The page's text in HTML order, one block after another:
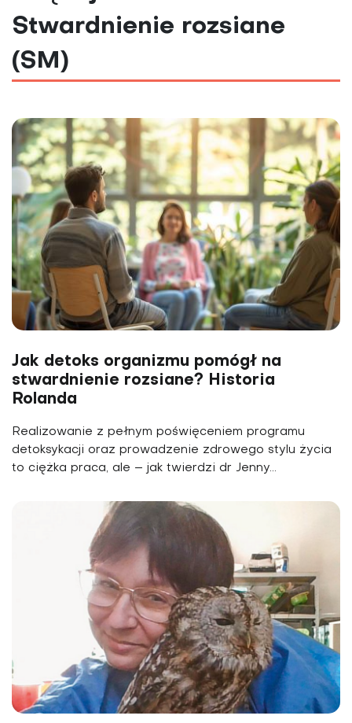
Stwardnienie rozsiane
(SM)
Jak detoks organizmu pomógł na
stwardnienie rozsiane? Historia
Rolanda
Realizowanie z pełnym poświęceniem programu
detoksykacji oraz prowadzenie zdrowego stylu życia
to ciężka praca, ale – jak twierdzi dr Jenny...